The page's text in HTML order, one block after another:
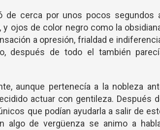
de cerca por unos pocos segundos
ojos de color negro como la
a opresión, frialdad e
después de todo el también
aunque pertenecía a la nobleza
actuar con gentileza. Después
que podían ayudarla a salir de
algo de vergüenza se animo a